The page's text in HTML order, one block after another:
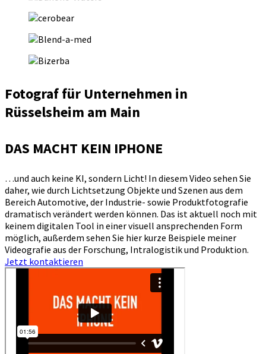
Fotograf für Unternehmen in
Rüsselsheim am Main
DAS MACHT KEIN IPHONE
…und auch keine KI, sondern Licht! In diesem Video sehen Sie
daher, wie durch Lichtsetzung Objekte und Szenen aus dem
Bereich Automotive, der Industrie- sowie Produktfotografie
dramatisch verändert werden können. Das ist aktuell noch mit
keinem digitalen Tool in einer visuell ansprechenden Form
möglich, außerdem sehen Sie hier kurze Beispiele meiner
Videografie aus der Forschung, Intralogistik und Produktion.
Jetzt kontaktieren